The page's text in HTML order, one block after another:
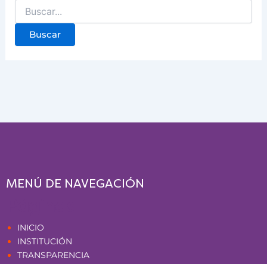
MENÚ DE NAVEGACIÓN
INICIO
INSTITUCIÓN
TRANSPARENCIA